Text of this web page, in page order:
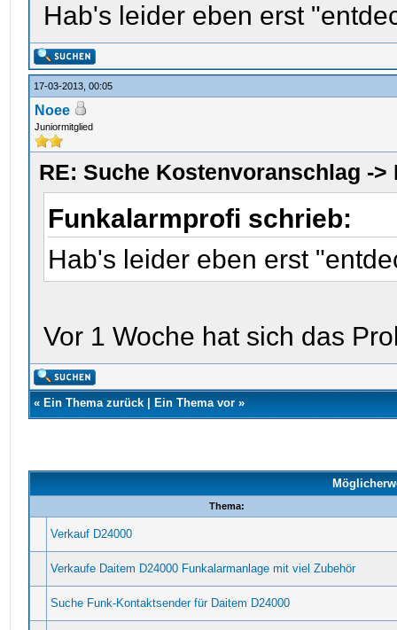
Hab's leider eben erst
17-03-2013, 00:05
Noee
Juniormitglied
RE: Suche Kostenvoranschlag ->
Funkalarmprofi schrieb:
Hab's leider eben erst
Vor 1 Woche hat sich das
« Ein Thema zurück| Ein Thema vor »
Thema:
Verkauf D24000
Verkaufe Daitem D24000 Funkalarmanlage mit viel Zubehör
Suche Funk-Kontaktsender für Daitem D24000